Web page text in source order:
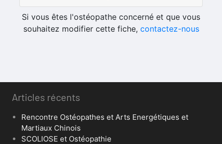
Si vous êtes l'ostéopathe concerné et que vous
souhaitez modifier cette fiche, contactez-nous
Articles récents
Rencontre Ostéopathes et Arts Energétiques et
Martiaux Chinois
SCOLIOSE et Ostéopathie